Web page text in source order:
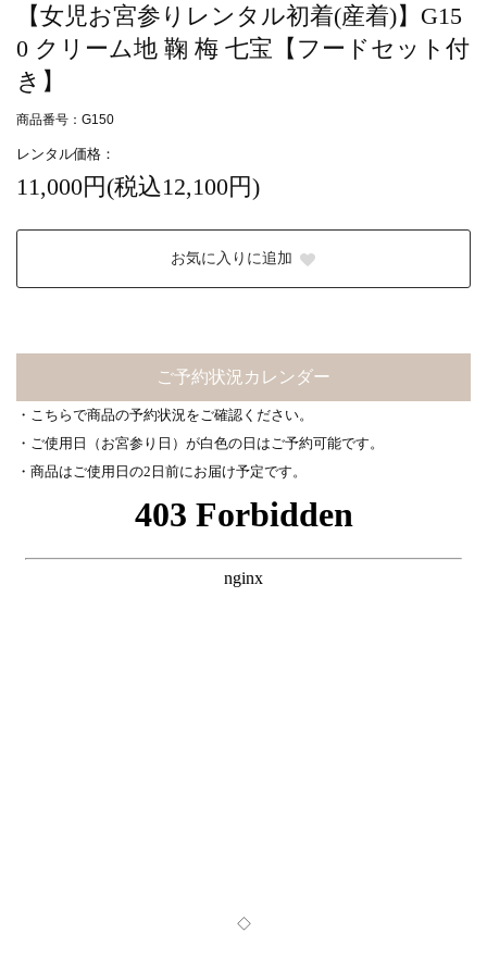
【女児お宮参りレンタル初着(産着)】G15
0 クリーム地 鞠 梅 七宝【フードセット付
き】
商品番号：G150
レンタル価格：
11,000円(税込12,100円)
お気に入りに追加
ご予約状況カレンダー
・こちらで商品の予約状況をご確認ください。
・ご使用日（お宮参り日）が白色の日はご予約可能です。
・商品はご使用日の2日前にお届け予定です。
◇